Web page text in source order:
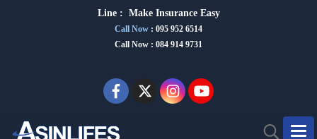
Line : Make Insurance Easy
Call Now : 095 952 6514
Call Now : 084 914 9731